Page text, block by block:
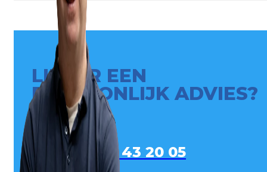
LIEVER EEN
PERSOONLIJK ADVIES?
0413 - 43 20 05